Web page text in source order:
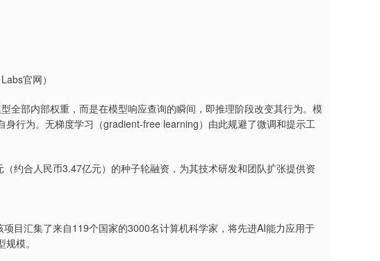
官网）
全部内部权重，而是在模型响应查询的瞬间，即推理阶段改变其行为。模
行为。无梯度学习（gradient-free learning）由此规避了微调和提示工
约合人民币3.47亿元）的种子轮融资，为其技术研发和团队扩张提供资
目汇集了来自119个国家的3000名计算机科学家，将先进AI能力应用于
模。